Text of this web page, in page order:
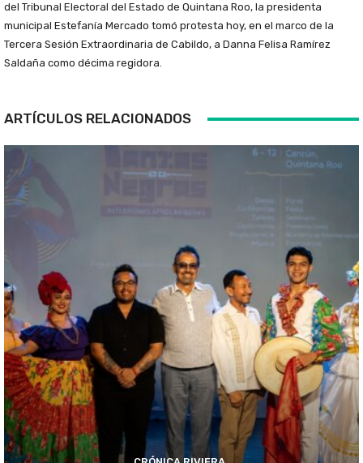
del Tribunal Electoral del Estado de Quintana Roo, la presidenta
municipal Estefanía Mercado tomó protesta hoy, en el marco de la
Tercera Sesión Extraordinaria de Cabildo, a Danna Felisa Ramírez
Saldaña como décima regidora.
ARTÍCULOS RELACIONADOS